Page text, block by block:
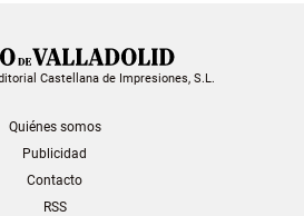
Castellana de Impresiones, S.L.
Quiénes somos
Publicidad
Contacto
RSS